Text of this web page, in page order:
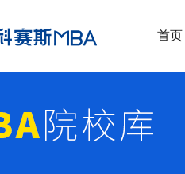
首页